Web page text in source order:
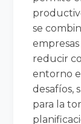
se
reducir
entorno
desafíos,
para la